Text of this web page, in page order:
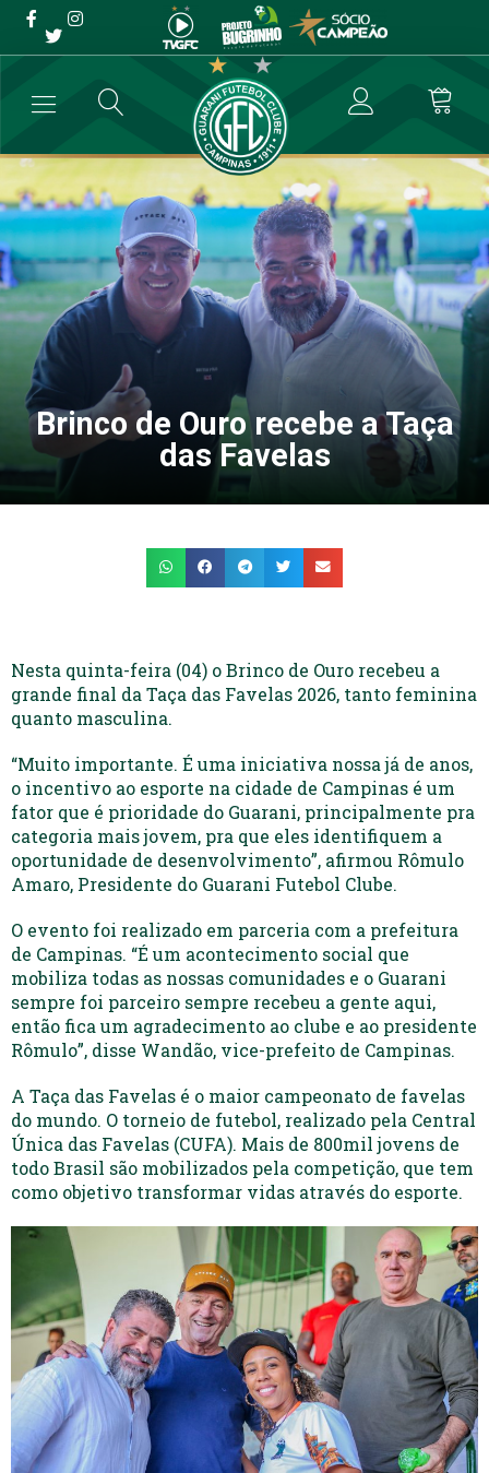
Brinco de Ouro recebe a
Taça das Favelas
→ Blog → Brinco de Ouro recebe a Taça das Favelas
Brinco de Ouro recebe a Taça
das Favelas
Nesta quinta-feira (04) o Brinco de Ouro recebeu a
grande final da Taça das Favelas 2026, tanto feminina
quanto masculina.
“Muito importante. É uma iniciativa nossa já de anos,
o incentivo ao esporte na cidade de Campinas é um
fator que é prioridade do Guarani, principalmente pra
categoria mais jovem, pra que eles identifiquem a
oportunidade de desenvolvimento”, afirmou Rômulo
Amaro, Presidente do Guarani Futebol Clube.
O evento foi realizado em parceria com a prefeitura
de Campinas. “É um acontecimento social que
mobiliza todas as nossas comunidades e o Guarani
sempre foi parceiro sempre recebeu a gente aqui,
então fica um agradecimento ao clube e ao presidente
Rômulo”, disse Wandão, vice-prefeito de Campinas.
A Taça das Favelas é o maior campeonato de favelas
do mundo. O torneio de futebol, realizado pela Central
Única das Favelas (CUFA). Mais de 800mil jovens de
todo Brasil são mobilizados pela competição, que tem
como objetivo transformar vidas através do esporte.